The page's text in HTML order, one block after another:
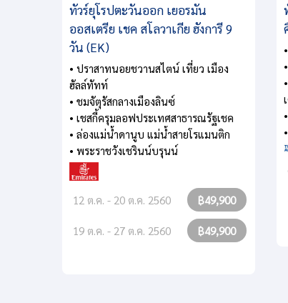
ทัวร์ยุโรปตะวันออก เยอรมัน
ออสเตรีย เชค สโลวาเกีย ฮังการี 9
วัน (EK)
• ปราสาทนอยชวานสไตน์ เที่ยว เมือง
ฮัลล์ทัทท์
• ชมจัตุรัสกลางเมืองลินซ์
• เชสกี้ครุมลอฟประเทศสาธารณรัฐเชค
• ล่องแม่น้ำดานูบ แม่น้ำสายโรแมนติก
• พระราชวังเชรินน์บรุนน์
12 ต.ค. - 20 ต.ค. 2560 ฿49,900
19 ต.ค. - 27 ต.ค. 2560 ฿49,900